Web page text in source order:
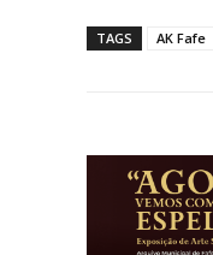
TAGS AK Fafe